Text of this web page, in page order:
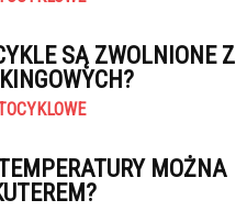
SĄ ZWOLNIONE Z
MOŻNA